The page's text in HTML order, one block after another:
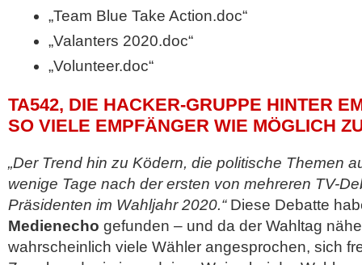
„Team Blue Take Action.doc“
„Valanters 2020.doc“
„Volunteer.doc“
TA542, DIE HACKER-GRUPPE HINTER
SO VIELE EMPFÄNGER WIE MÖGLICH
„Der Trend hin zu Ködern, die politische Themen
wenige Tage nach der ersten von mehreren TV-
Präsidenten im Wahljahr 2020.“Diese Debatte
Medienecho gefunden – und da der Wahltag
wahrscheinlich viele Wähler angesprochen, sich